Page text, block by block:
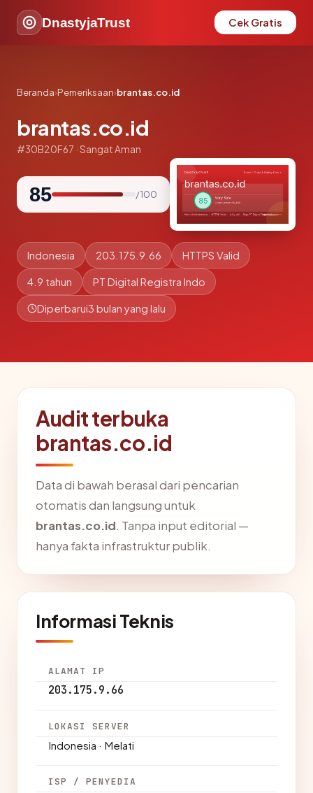
DnastyjaTrust Cek Gratis
Beranda›Pemeriksaan›brantas.co.id
brantas.co.id
#30B20F67 · Sangat Aman
85 / 100
Indonesia 203.175.9.66 HTTPS Valid
4.9 tahun PT Digital Registra Indo
Diperbarui3 bulan yang lalu
Audit terbuka
brantas.co.id
Data di bawah berasal dari pencarian
otomatis dan langsung untuk
brantas.co.id. Tanpa input editorial —
hanya fakta infrastruktur publik.
Informasi Teknis
ALAMAT IP
203.175.9.66
LOKASI SERVER
Indonesia · Melati
ISP / PENYEDIA